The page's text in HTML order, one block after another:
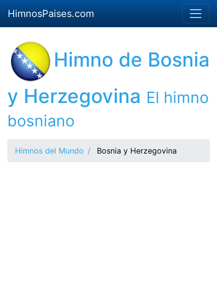
HimnosPaises.com
Himno de Bosnia
y Herzegovina El himno
bosniano
Himnos del Mundo Bosnia y Herzegovina